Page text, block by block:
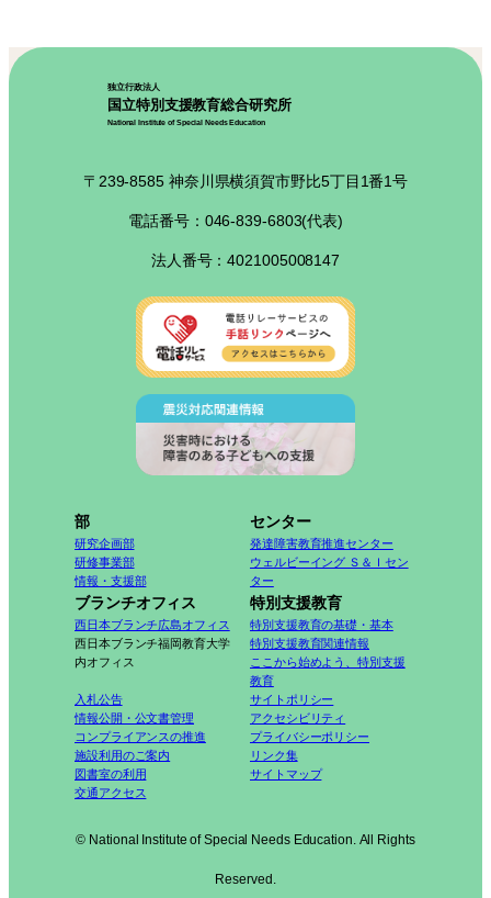
独立行政法人
国立特別支援教育総合研究所
National Institute of Special Needs Education
〒239-8585 神奈川県横須賀市野比5丁目1番1号
電話番号：046-839-6803(代表)
法人番号：4021005008147
部
研究企画部
研修事業部
情報・支援部
センター
発達障害教育推進センター
ウェルビーイング Ｓ＆Ｉセン
ター
ブランチオフィス
西日本ブランチ広島オフィス
西日本ブランチ福岡教育大学
内オフィス
特別支援教育
特別支援教育の基礎・基本
特別支援教育関連情報
ここから始めよう、特別支援
教育
入札公告
情報公開・公文書管理
コンプライアンスの推進
施設利用のご案内
図書室の利用
交通アクセス
サイトポリシー
アクセシビリティ
プライバシーポリシー
リンク集
サイトマップ
© National Institute of Special Needs Education. All Rights
Reserved.